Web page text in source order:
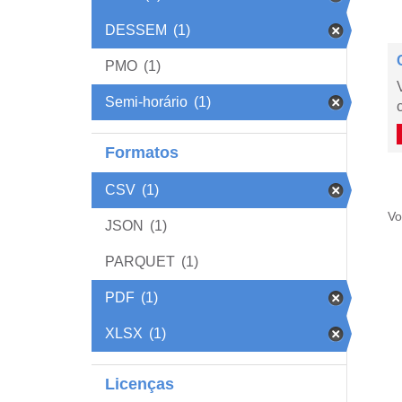
DESSEM (1)
PMO (1)
Semi-horário (1)
Formatos
CSV (1)
JSON (1)
PARQUET (1)
PDF (1)
XLSX (1)
Licenças